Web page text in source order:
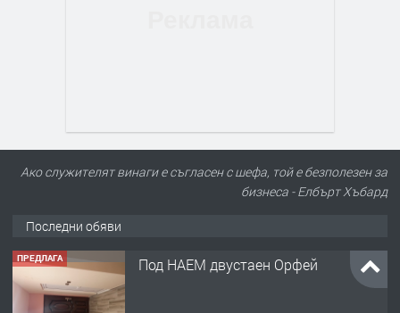
Ако служителят винаги е съгласен с шефа, той е безполезен за
бизнеса - Елбърт Хъбард
Последни обяви
ПРЕДЛАГА Под НАЕМ двустаен Орфей